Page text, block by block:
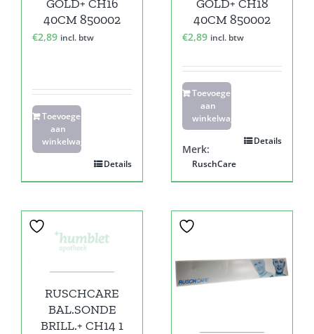
GOLD+ CH16
40CM 850002
€2,89 incl. btw
Toevoegen
aan
winkelwagen
Details
GOLD+ CH18
40CM 850002
€2,89 incl. btw
Toevoegen
aan
winkelwagen
Details
Merk:
RuschCare
RUSCHCARE
BAL.SONDE
BRILL.+ CH14 1